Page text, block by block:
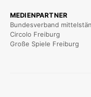
MEDIENPARTNER
Bundesverband
Circolo Freiburg
Große Spiele Freiburg